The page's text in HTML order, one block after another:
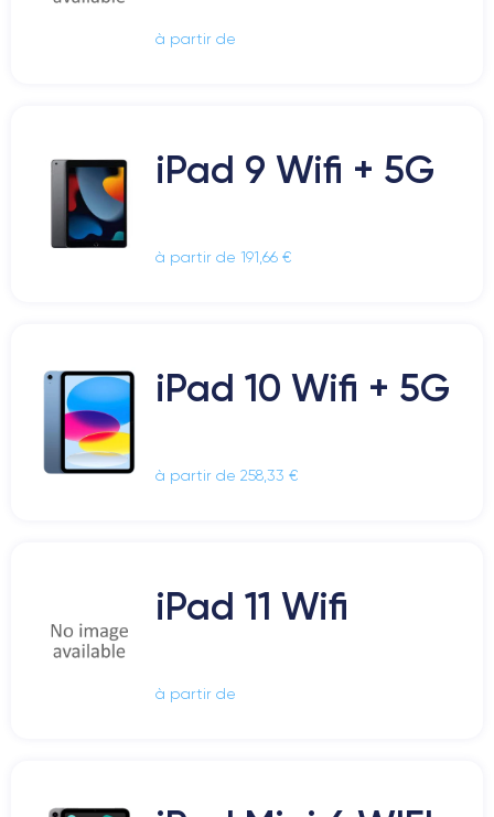
à partir de
iPad 9 Wifi + 5G
à partir de 191,66 €
iPad 10 Wifi + 5G
à partir de 258,33 €
iPad 11 Wifi
à partir de